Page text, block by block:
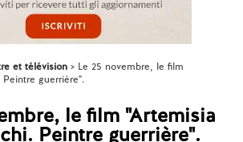
et télévision
Le 25 novembre, le film
guerrière".
le film "Artemisia
Peintre guerrière".